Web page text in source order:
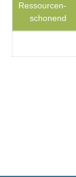
Ressourcen-
schonend